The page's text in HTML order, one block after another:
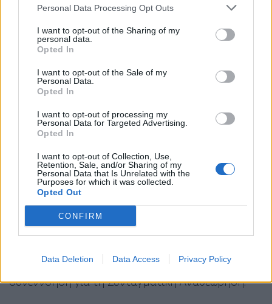
Personal Data Processing Opt Outs
I want to opt-out of the Sharing of my
personal data.
Opted In
I want to opt-out of the Sale of my
Personal Data.
Opted In
I want to opt-out of processing my
Personal Data for Targeted Advertising.
Opted In
I want to opt-out of Collection, Use,
Retention, Sale, and/or Sharing of my
Personal Data that Is Unrelated with the
Purposes for which it was collected.
Opted Out
CONFIRM
Data Deletion Data Access Privacy Policy
αποκαλυπτικό και απογοητευτικό (
). Είναι
προφανές πώς ή η κυβέρνηση λέει ψέματα ή το
ΠΑΣΟΚ σχετικά με το εάν υπήρξαν το
προηγούμενο διάστημα επαφές μεταξύ τουΝίκου
σε συμφωνία σχετικά με τα πρόσωπα που θα τις
στελεχώσουν. Ο,τιδήποτε κι αν συμβαίνει δρα
υπονομευτικά.
Το ρήγμα βαθαίνει πολύ περισσότερο με τις
υποθέσεις των υποκλοπών και του ΟΠΕΚΕΠΕ,
συνδυασμό με τον τρόπο που λειτουργεί η
Δικαιοσύνηκαι τον τρόπο με τον οποίο
δραματικά τα περιθώρια να σημειωθεί
συνεννόηση για τη Συνταγματική Αναθεώρηση.